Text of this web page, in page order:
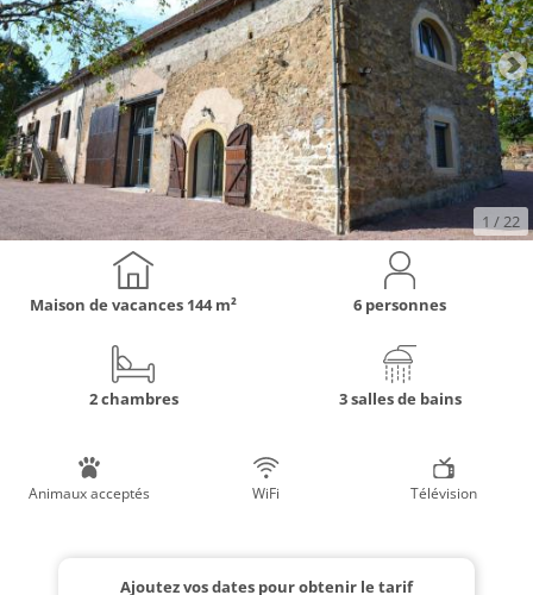
1 / 22
Maison de vacances 144 m² 6 personnes
2 chambres 3 salles de bains
Animaux acceptés WiFi Télévision
Ajoutez vos dates pour obtenir le tarif